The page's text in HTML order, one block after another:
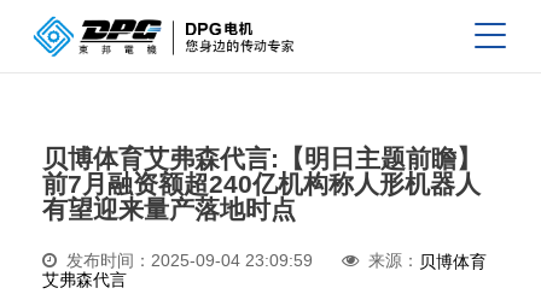
贝博体育艾弗森代言:【明日主题前瞻】
前7月融资额超240亿机构称人形机器人
有望迎来量产落地时点
发布时间：2025-09-04 23:09:59 来源： 贝博体育
艾弗森代言